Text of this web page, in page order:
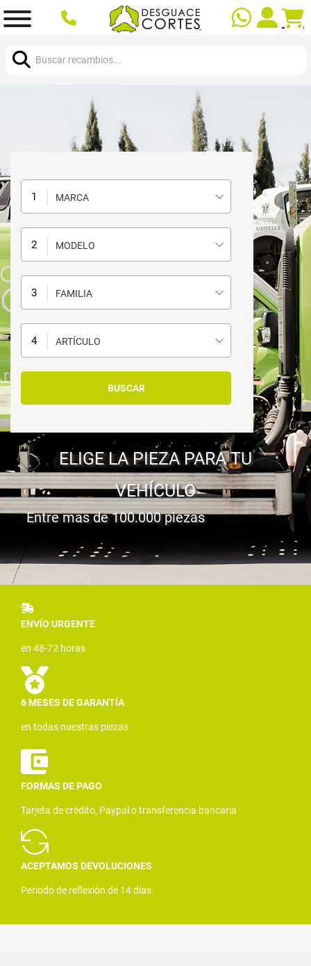
MARCA
MODELO
FAMILIA
ARTÍCULO
ELIGE LA PIEZA PARA TU
VEHÍCULO
Entre mas de 100.000 piezas
ENVÍO URGENTE
en 48-72 horas
6 MESES DE GARANTÍA
en todas nuestras piezas
FORMAS DE PAGO
Tarjeta de crédito, Paypal o transferencia bancaria
ACEPTAMOS DEVOLUCIONES
Periodo de reflexión de 14 días